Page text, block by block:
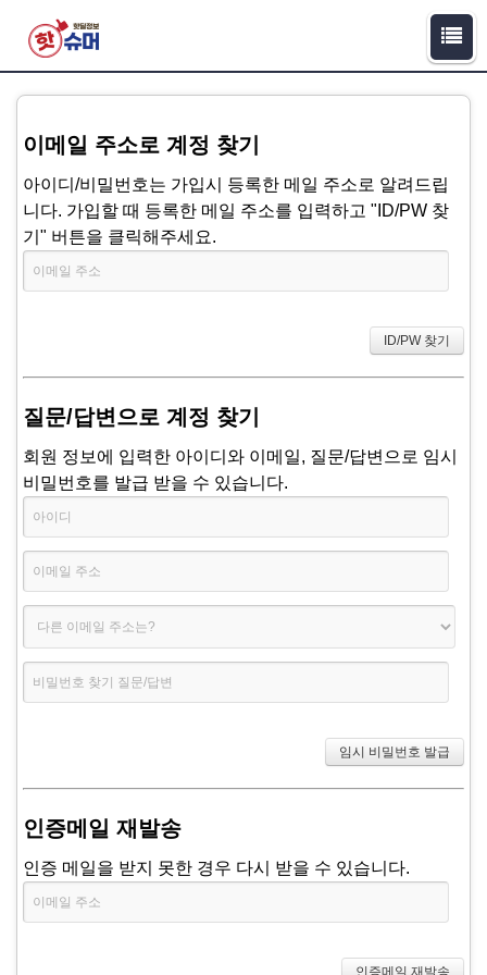
이메일 주소로 계정 찾기
아이디/비밀번호는 가입시 등록한 메일 주소로 알려드립
니다. 가입할 때 등록한 메일 주소를 입력하고 "ID/PW 찾
기" 버튼을 클릭해주세요.
질문/답변으로 계정 찾기
회원 정보에 입력한 아이디와 이메일, 질문/답변으로 임시
비밀번호를 발급 받을 수 있습니다.
인증메일 재발송
인증 메일을 받지 못한 경우 다시 받을 수 있습니다.